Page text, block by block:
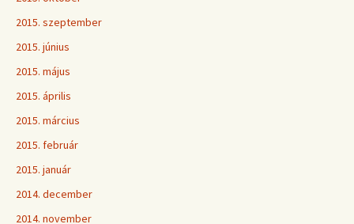
2015. szeptember
2015. június
2015. május
2015. április
2015. március
2015. február
2015. január
2014. december
2014. november